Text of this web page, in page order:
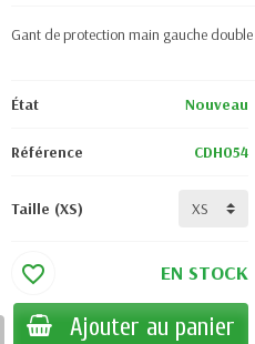
Gant de protection main gauche
État Nouveau
Référence CDH054
Taille (XS)
EN STOCK
Ajouter au panier
favorite_border